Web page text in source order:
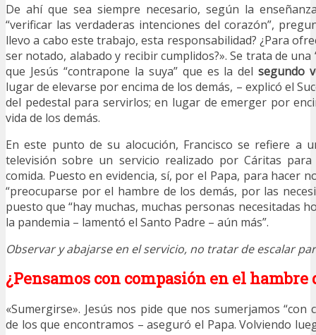
De ahí que sea siempre necesario, según la
“verificar las verdaderas intenciones del corazón”,
llevo a cabo este trabajo, esta responsabilidad? ¿Para
ser notado, alabado y recibir cumplidos?». Se trata de una
que Jesús “contrapone la suya” que es la delsegundo
lugar de elevarse por encima de los demás, – explicó el
del pedestal para servirlos; en lugar de emerger por
vida de los demás.
En este punto de su alocución, Francisco se refiere a
televisión sobre un servicio realizado por Cáritas
comida. Puesto en evidencia, sí, por el Papa, para hacer
“preocuparse por el hambre de los demás, por las
puesto que “hay muchas, muchas personas necesitadas
la pandemia – lamentó el Santo Padre – aún más”.
Observar y abajarse en el servicio, no tratar de escalar
¿Pensamos con compasión en el hambre
«Sumergirse». Jesús nos pide que nos sumerjamos “con
de los que encontramos – aseguró el Papa. Volviendo